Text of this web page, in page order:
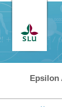
Epsilon